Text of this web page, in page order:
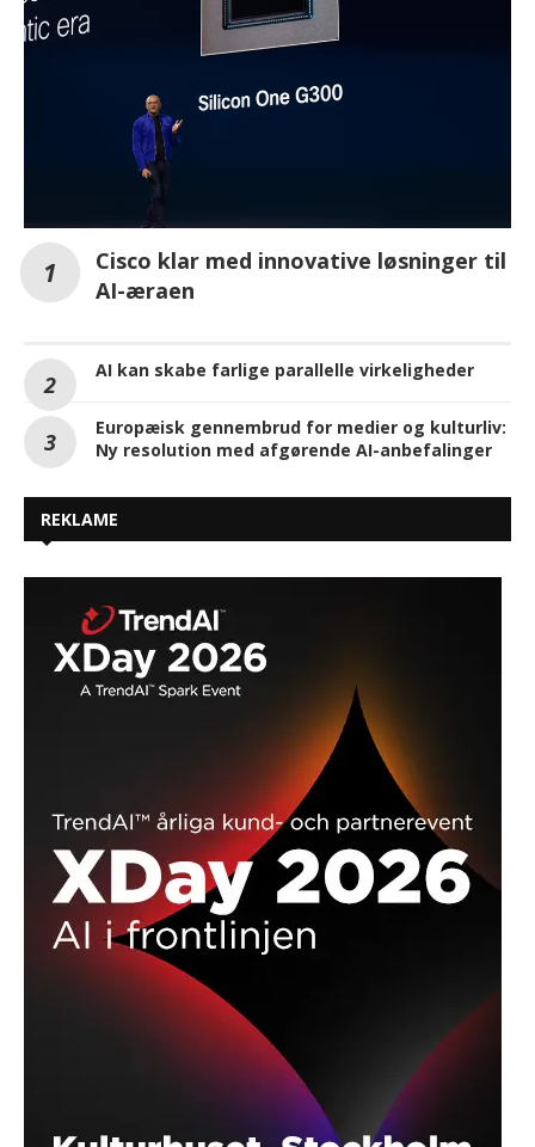
Cisco klar med innovative løsninger til
AI-æraen
AI kan skabe farlige parallelle virkeligheder
Europæisk gennembrud for medier og kulturliv:
Ny resolution med afgørende AI-anbefalinger
REKLAME